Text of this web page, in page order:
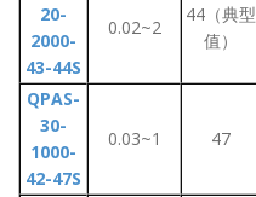
20-
2000-
43-44S
0.02~2
44（典型
值）
QPAS-
30-
1000-
42-47S
0.03~1 47